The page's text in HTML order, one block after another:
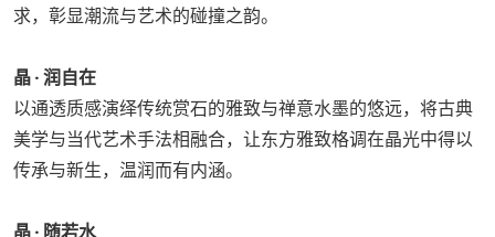
求，彰显潮流与艺术的碰撞之韵。
晶 · 润自在
以通透质感演绎传统赏石的雅致与禅意水墨的悠远，将古典
美学与当代艺术手法相融合，让东方雅致格调在晶光中得以
传承与新生，温润而有内涵。